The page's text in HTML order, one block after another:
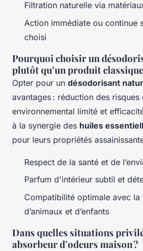
Filtration naturelle via
Action immédiate ou continue
choisi
Pourquoi choisir un
plutôt qu’un produit
Opter pour un désodorisant
avantages : réduction des risques
environnemental limité et
à la synergie des huiles
pour leurs propriétés
Respect de la santé et de
Parfum d'intérieur subtil et
Compatibilité optimale avec la
d’animaux et d’enfants
Dans quelles situations
absorbeur d’odeurs maison ?